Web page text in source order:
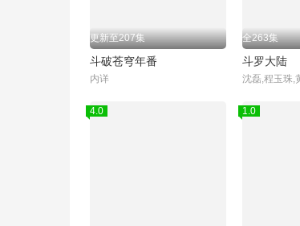
更新至207集
斗破苍穹年番
内详
全263集
斗罗大陆
沈磊,程玉珠,
4.0 1.0